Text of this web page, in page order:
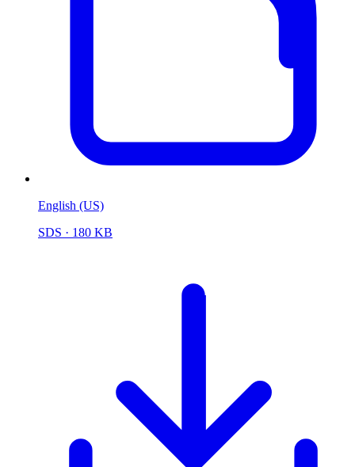
English (US)
SDS · 180 KB